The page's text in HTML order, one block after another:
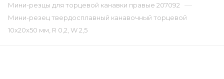
Мини-резцы для торцевой канавки правые 207092 —
Мини-резец твердосплавный канавочный торцевой
10x20x50 мм, R 0,2, W 2,5